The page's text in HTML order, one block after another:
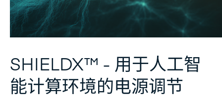
SHIELDX™ - 用于人工智
能计算环境的电源调节